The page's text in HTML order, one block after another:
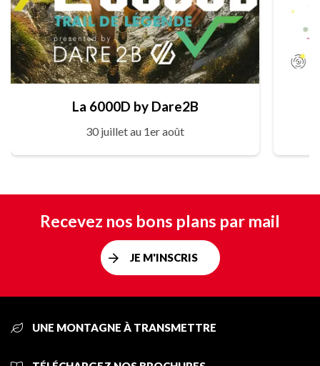
La 6000D by Dare2B
30 juillet au 1er août
Recevez nos bons plans par mail
JE M'INSCRIS
UNE MONTAGNE À TRANSMETTRE